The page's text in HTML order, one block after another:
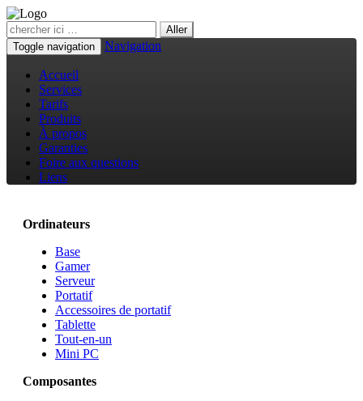
Toggle navigation Navigation
Accueil
Services
Tarifs
Produits
À propos
Garanties
Foire aux questions
Liens
Ordinateurs
Base
Gamer
Serveur
Portatif
Accessoires de portatif
Tablette
Tout-en-un
Mini PC
Composantes